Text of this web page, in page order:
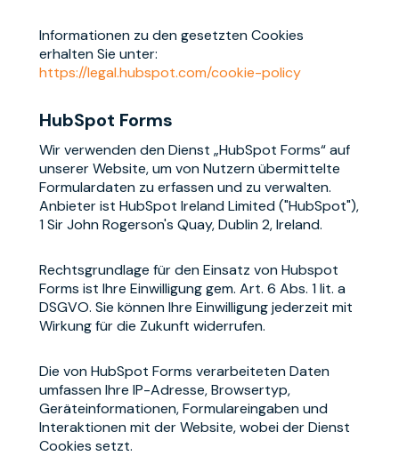
Informationen zu den gesetzten Cookies
erhalten Sie unter:
https://legal.hubspot.com/cookie-policy
HubSpot Forms
Wir verwenden den Dienst „HubSpot Forms“ auf
unserer Website, um von Nutzern übermittelte
Formulardaten zu erfassen und zu verwalten.
Anbieter ist HubSpot Ireland Limited ("HubSpot"),
1 Sir John Rogerson's Quay, Dublin 2, Ireland.
Rechtsgrundlage für den Einsatz von Hubspot
Forms ist Ihre Einwilligung gem. Art. 6 Abs. 1 lit. a
DSGVO. Sie können Ihre Einwilligung jederzeit mit
Wirkung für die Zukunft widerrufen.
Die von HubSpot Forms verarbeiteten Daten
umfassen Ihre IP-Adresse, Browsertyp,
Geräteinformationen, Formulareingaben und
Interaktionen mit der Website, wobei der Dienst
Cookies setzt.